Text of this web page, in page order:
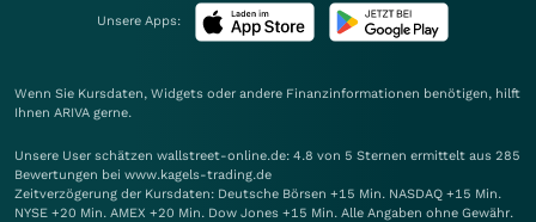
Unsere Apps:
Wenn Sie Kursdaten, Widgets oder andere Finanzinformationen benötigen, hilft
Ihnen ARIVA gerne.
Unsere User schätzen wallstreet-online.de: 4.8 von 5 Sternen ermittelt aus 285
Bewertungen bei www.kagels-trading.de
Zeitverzögerung der Kursdaten: Deutsche Börsen +15 Min. NASDAQ +15 Min.
NYSE +20 Min. AMEX +20 Min. Dow Jones +15 Min. Alle Angaben ohne Gewähr.